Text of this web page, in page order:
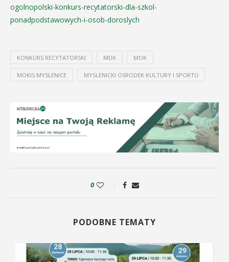
ogolnopolski-konkurs-recytatorski-dla-szkol-
ponadpodstawowych-i-osob-doroslych
KONKURS RECYTATORSKI MDK MOK
MOKIS MYSLENICE MYSLENICKI OSRODEK KULTURY I SPORTU
0
PODOBNE TEMATY